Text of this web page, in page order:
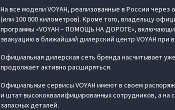
На все модели VOYAH, реализованные в России
(или 100 000 километров). Кроме того, владельцу
программы «VOYAH – ПОМОЩЬ НА ДОРОГЕ»,
эвакуацию в ближайший дилерский центр VOYAH
Официальная дилерская сеть бренда насчитывает
продолжает активно расширяться.
Официальные сервисы VOYAH имеют в своем
и штат высококвалифицированных сотрудников, а на
запасных деталей.